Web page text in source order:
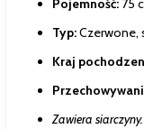
Pojemność: 75
Typ:Czerwone,
Kraj
Zawiera siarczyny.